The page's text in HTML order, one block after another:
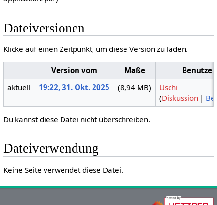
Dateiversionen
Klicke auf einen Zeitpunkt, um diese Version zu laden.
Version vom Maße
Benutzer
aktuell
19:22, 31. Okt. 2025 (8,94 MB)
Uschi
(Diskussion |
Du kannst diese Datei nicht überschreiben.
Dateiverwendung
Keine Seite verwendet diese Datei.